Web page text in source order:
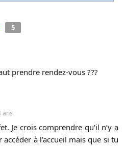
5
prendre rendez-vous ???
ans
Je crois comprendre qu’il n’y a
à l’accueil mais que si tu